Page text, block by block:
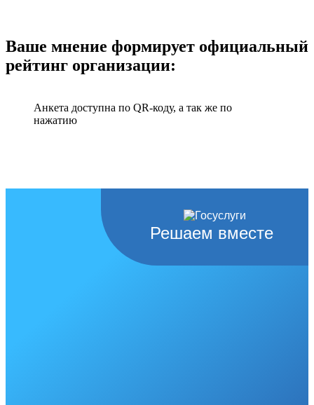
Ваше мнение формирует официальный
рейтинг организации:
Анкета доступна по QR-коду, а так же по
нажатию
Решаем вместе